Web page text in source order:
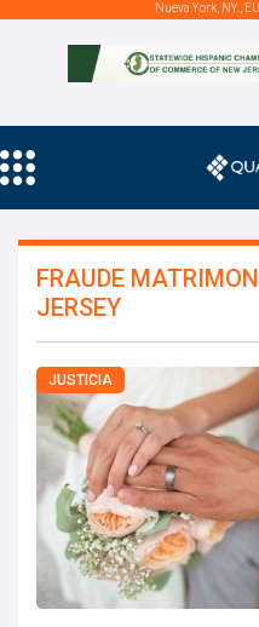
Nueva York, NY.,
FRAUDE
JERSEY
JUSTICIA